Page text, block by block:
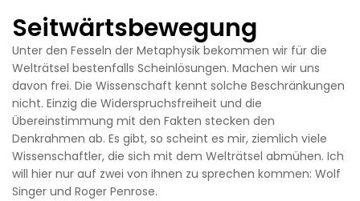
Seitwärtsbewegung
Unter den Fesseln der Metaphysik bekommen wir für die
Welträtsel bestenfalls Scheinlösungen. Machen wir uns
davon frei. Die Wissenschaft kennt solche Beschränkungen
nicht. Einzig die Widerspruchsfreiheit und die
Übereinstimmung mit den Fakten stecken den
Denkrahmen ab. Es gibt, so scheint es mir, ziemlich viele
Wissenschaftler, die sich mit dem Welträtsel abmühen. Ich
will hier nur auf zwei von ihnen zu sprechen kommen: Wolf
Singer und Roger Penrose.